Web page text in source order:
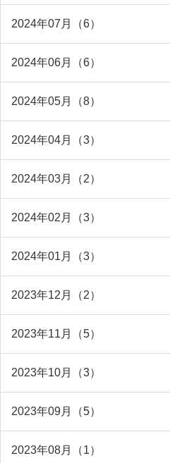
2024年07月（6）
2024年06月（6）
2024年05月（8）
2024年04月（3）
2024年03月（2）
2024年02月（3）
2024年01月（3）
2023年12月（2）
2023年11月（5）
2023年10月（3）
2023年09月（5）
2023年08月（1）